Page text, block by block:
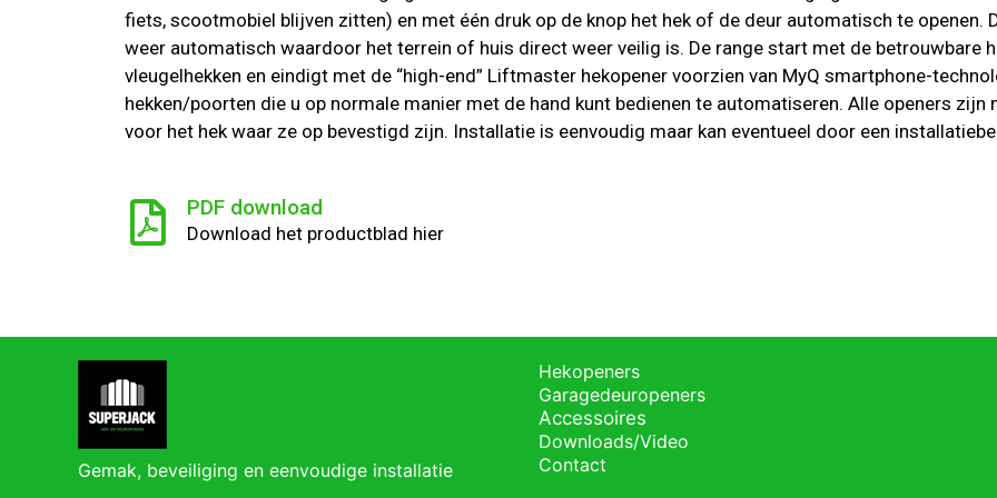
fiets, scootmobiel blijven zitten) en met één druk op de knop het hek of de deur automatisch te openen.
weer automatisch waardoor het terrein of huis direct weer veilig is. De range start met de betrouwbare
vleugelhekken en eindigt met de “high-end” Liftmaster hekopener voorzien van MyQ smartphone-
hekken/poorten die u op normale manier met de hand kunt bedienen te automatiseren. Alle openers
voor het hek waar ze op bevestigd zijn. Installatie is eenvoudig maar kan eventueel door een
PDF download
Download het productblad hier
Gemak, beveiliging en eenvoudige installatie
Hekopeners
Garagedeuropeners
Accessoires
Downloads/Video
Contact